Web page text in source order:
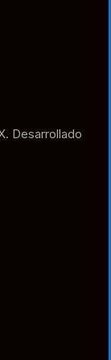
Desarrollado